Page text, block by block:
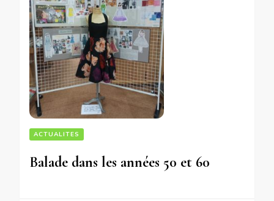
ACTUALITES
Balade dans les années 50 et 60